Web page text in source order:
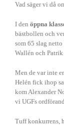
Vad säger vi då
I den öppna
bästbollen och
som 65 slag
Wallén och
Men de var inte
Helén fick ihop
kom Alexander
vi UGFs
Tuff konkurrens,